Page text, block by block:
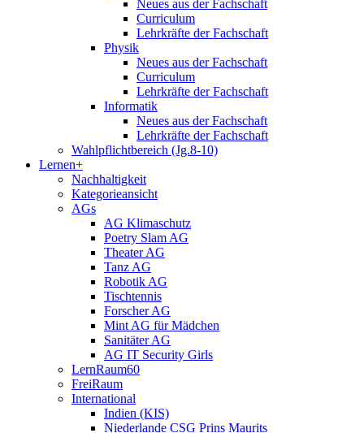
Neues aus der Fachschaft
Curriculum
Lehrkräfte der Fachschaft
Physik
Neues aus der Fachschaft
Curriculum
Lehrkräfte der Fachschaft
Informatik
Neues aus der Fachschaft
Lehrkräfte der Fachschaft
Wahlpflichtbereich (Jg.8-10)
Lernen+
Nachhaltigkeit
Kategorieansicht
AGs
AG Klimaschutz
Poetry Slam AG
Theater AG
Tanz AG
Robotik AG
Tischtennis
Forscher AG
Mint AG für Mädchen
Sanitäter AG
AG IT Security Girls
LernRaum60
FreiRaum
International
Indien (KIS)
Niederlande CSG Prins Maurits